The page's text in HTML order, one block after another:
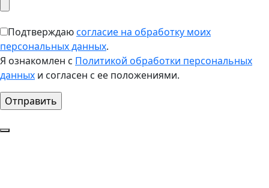
Подтверждаюсогласие на обработку моих
персональных данных.
Я ознакомлен с Политикой обработки персональных
данных и согласен с ее положениями.